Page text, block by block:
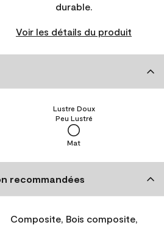
durable.
Voir les détails du produit
Mat
Peu Lustré
Lustre Doux
recommandées
Composite, Bois composite,